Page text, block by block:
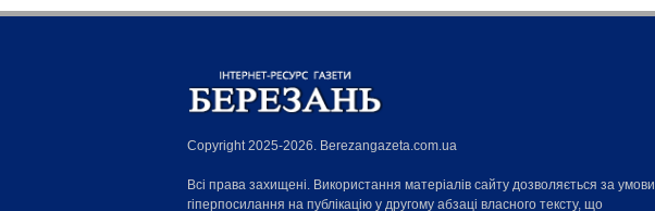
Copyright 2025-2026. Berezangazeta.com.ua
Всі права захищені. Використання матеріалів сайту дозволяється за умови
гіперпосилання на публікацію у другому абзаці власного тексту, що